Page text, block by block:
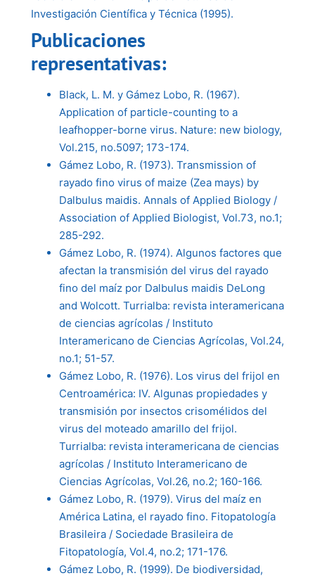
Investigación Científica y Técnica (1995).
Publicaciones
representativas:
Black, L. M. y Gámez Lobo, R. (1967).
Application of particle-counting to a
leafhopper-borne virus. Nature: new biology,
Vol.215, no.5097; 173-174.
Gámez Lobo, R. (1973). Transmission of
rayado fino virus of maize (Zea mays) by
Dalbulus maidis. Annals of Applied Biology /
Association of Applied Biologist, Vol.73, no.1;
285-292.
Gámez Lobo, R. (1974). Algunos factores que
afectan la transmisión del virus del rayado
fino del maíz por Dalbulus maidis DeLong
and Wolcott. Turrialba: revista interamericana
de ciencias agrícolas / Instituto
Interamericano de Ciencias Agrícolas, Vol.24,
no.1; 51-57.
Gámez Lobo, R. (1976). Los virus del frijol en
Centroamérica: IV. Algunas propiedades y
transmisión por insectos crisomélidos del
virus del moteado amarillo del frijol.
Turrialba: revista interamericana de ciencias
agrícolas / Instituto Interamericano de
Ciencias Agrícolas, Vol.26, no.2; 160-166.
Gámez Lobo, R. (1979). Virus del maíz en
América Latina, el rayado fino. Fitopatología
Brasileira / Sociedade Brasileira de
Fitopatología, Vol.4, no.2; 171-176.
Gámez Lobo, R. (1999). De biodiversidad,